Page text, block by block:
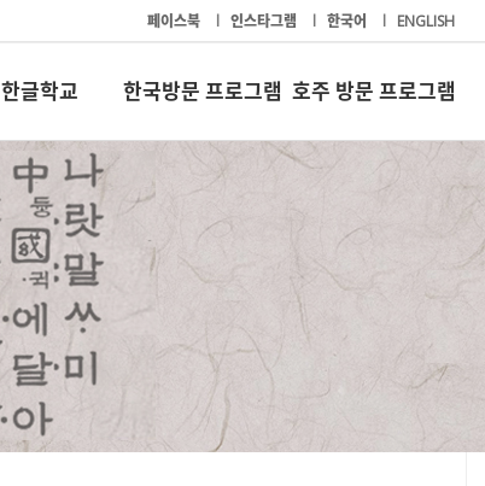
페이스북 l 인스타그램 l 한국어 l ENGLISH
한글학교 한국방문 프로그램 호주 방문 프로그램